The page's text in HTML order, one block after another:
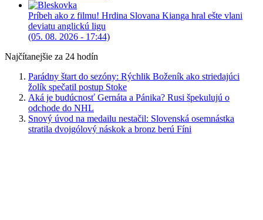
Príbeh ako z filmu! Hrdina Slovana Kianga hral ešte vlani
deviatu anglickú ligu
(05. 08. 2026 - 17:44)
Najčítanejšie za 24 hodín
Parádny štart do sezóny: Rýchlik Boženík ako striedajúci
žolík spečatil postup Stoke
Aká je budúcnosť Gernáta a Pánika? Rusi špekulujú o
odchode do NHL
Snový úvod na medailu nestačil: Slovenská osemnástka
stratila dvojgólový náskok a bronz berú Fíni